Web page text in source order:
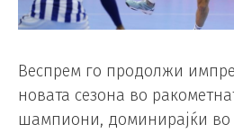
Веспрем го продолжи
новата сезона во
шампиони, доминирајќи во